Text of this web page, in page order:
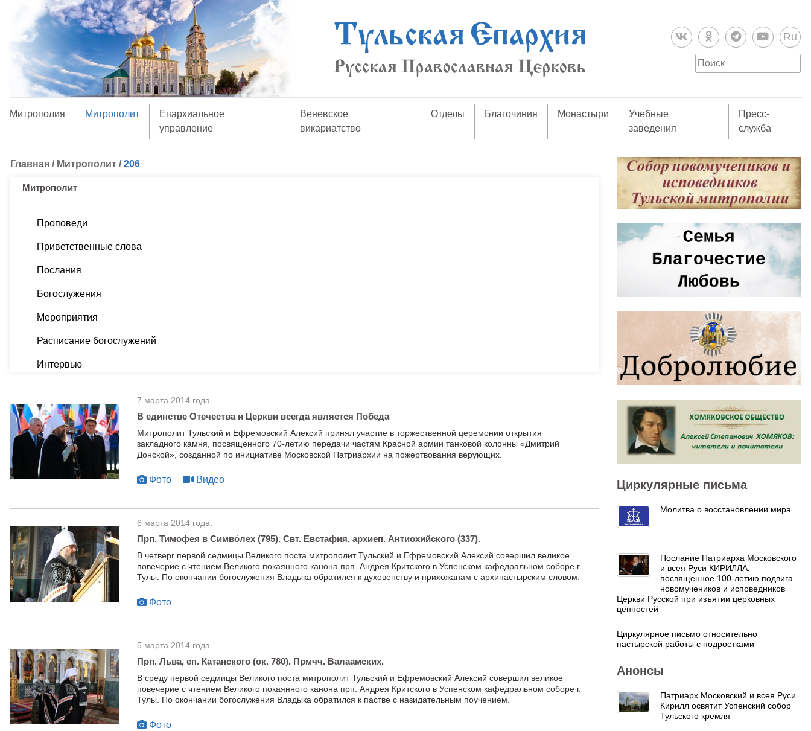
Ru
Митрополия Митрополит
Епархиальное
управление
Веневское
викариатство
Отделы Благочиния Монастыри
Учебные
заведения
Пресс-
служба
Главная / Митрополит /206
Митрополит
Проповеди
Приветственные слова
Послания
Богослужения
Мероприятия
Расписание богослужений
Интервью
7 марта 2014 года.
В единстве Отечества и Церкви всегда является Победа
Митрополит Тульский и Ефремовский Алексий принял участие в торжественной церемонии открытия
закладного камня, посвященного 70-летию передачи частям Красной армии танковой колонны «Дмитрий
Донской», созданной по инициативе Московской Патриархии на пожертвования верующих.
Фото Видео
6 марта 2014 года.
Прп. Тимофея в Симво́лех (795). Свт. Евстафия, архиеп. Антиохийского (337).
В четверг первой седмицы Великого поста митрополит Тульский и Ефремовский Алексий совершил великое
повечерие с чтением Великого покаянного канона прп. Андрея Критского в Успенском кафедральном соборе г.
Тулы. По окончании богослужения Владыка обратился к духовенству и прихожанам с архипастырским словом.
Фото
5 марта 2014 года.
Прп. Льва, еп. Катанского (ок. 780). Прмчч. Валаамских.
В среду первой седмицы Великого поста митрополит Тульский и Ефремовский Алексий совершил великое
повечерие с чтением Великого покаянного канона прп. Андрея Критского в Успенском кафедральном соборе г.
Тулы. По окончании богослужения Владыка обратился к пастве с назидательным поучением.
Фото
Циркулярные письма
Молитва о восстановлении мира
Послание Патриарха Московского
и всея Руси КИРИЛЛА,
посвященное 100-летию подвига
новомучеников и исповедников
Церкви Русской при изъятии церковных
ценностей
Циркулярное письмо относительно
пастырской работы с подростками
Анонсы
Патриарх Московский и всея Руси
Кирилл освятит Успенский собор
Тульского кремля